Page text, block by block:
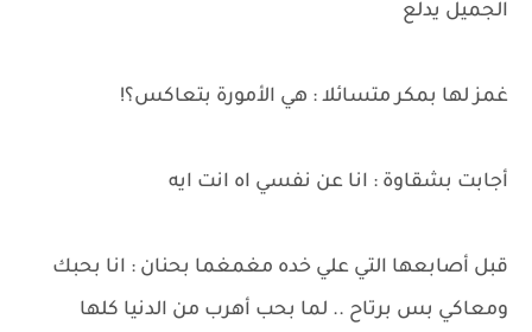
الجميل يدلع
غمز لها بمكر متسائلا : هي الأمورة بتعاكس؟!
أجابت بشقاوة : انا عن نفسي اه انت ايه
قبل أصابعها التي علي خده مغمغما بحنان : انا بحبك
ومعاكي بس برتاح .. لما بحب أهرب من الدنيا كلها